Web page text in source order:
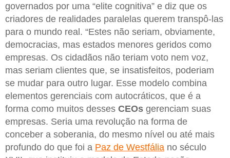
governados por uma “elite cognitiva” e diz que os
criadores de realidades paralelas querem transpô-las
para o mundo real. “Estes não seriam, obviamente,
democracias, mas estados menores geridos como
empresas. Os cidadãos não teriam voto nem voz,
mas seriam clientes que, se insatisfeitos, poderiam
se mudar para outro lugar. Esse modelo combina
elementos gerenciais com autocráticos, que é a
forma como muitos desses CEOs gerenciam suas
empresas. Seria uma revolução na forma de
conceber a soberania, do mesmo nível ou até mais
profundo do que foi a Paz de Westfália no século